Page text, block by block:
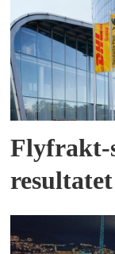
Flyfrakt-